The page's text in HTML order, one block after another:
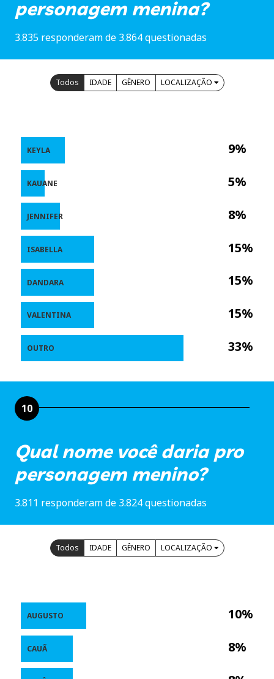
personagem menina?
3.835 responderam de 3.864 questionadas
Todos IDADE GÊNERO LOCALIZAÇÃO
9%
5%
8%
15%
15%
15%
33%
KEYLA
KAUANE
JENNIFER
ISABELLA
DANDARA
VALENTINA
OUTRO
10
Qual nome você daria pro
personagem menino?
3.811 responderam de 3.824 questionadas
Todos IDADE GÊNERO LOCALIZAÇÃO
10%
8%
AUGUSTO
CAUÃ